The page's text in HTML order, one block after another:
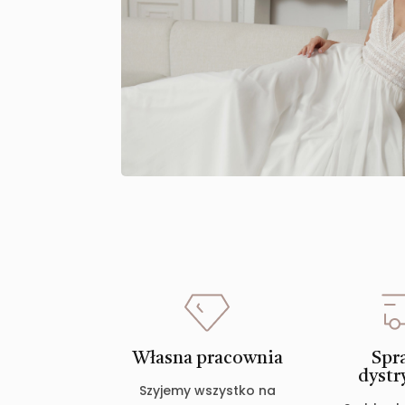
Własna pracownia
Szyjemy wszystko na